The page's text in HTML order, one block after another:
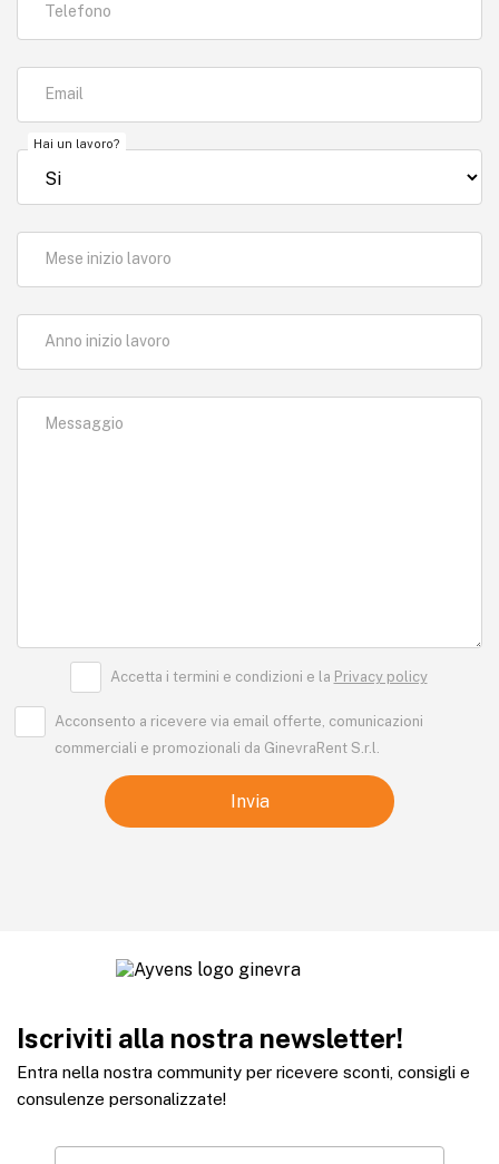
Telefono
Email
Hai un lavoro?
Mese inizio lavoro
Anno inizio lavoro
Messaggio
Accetta i termini e condizioni e la Privacy policy
Acconsento a ricevere via email offerte, comunicazioni
commerciali e promozionali da GinevraRent S.r.l.
Iscriviti alla nostra newsletter!
Entra nella nostra community per ricevere sconti, consigli e
consulenze personalizzate!